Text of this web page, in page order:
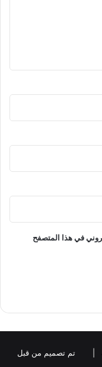
في هذا المتصفح
تم تصميم من قبل